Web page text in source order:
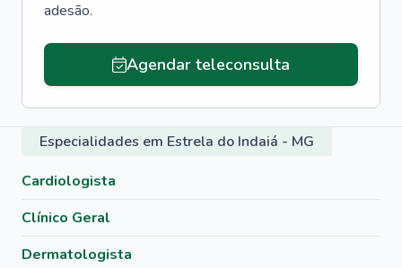
adesão.
Agendar teleconsulta
Especialidades em Estrela do Indaiá - MG
Cardiologista
Clínico Geral
Dermatologista